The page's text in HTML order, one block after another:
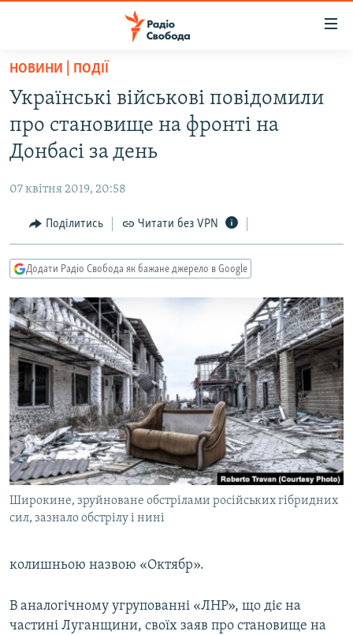
Перейти
основного
матеріалу
Перейти
до
основної
Перейти
до
пошуку
ВСЕ ЗА ДОБУ
СТАТТІ
СУСПІЛЬСТВО
УКРАЇНА
СВІТ
РОСІЙСЬКА «ФІЛЬТРАЦІЯ»
ДОНБАС.РЕАЛІЇ
ТИ ЯК?
СХЕМИ
КИТАЙ.ВИКЛИКИ
МУЛЬТИМЕДІА
ФОТО
СПЕЦПРОЄКТИ
ПОДКАСТИ
КРИМ РЕАЛІЇ
РУС
КТАТ
НОВИНИ | ПОДІЇ
Українські військові повідомили
про становище на фронті на
Донбасі за день
07 квітня 2019, 20:58
Поділитись Читати без VPN
Додати Радіо Свобода як бажане джерело в Google
Широкине, зруйноване обстрілами російських гібридних
сил, зазнало обстрілу і нині
колишньою назвою «Октябр».
В аналогічному угрупованні «ЛНР», що діє на
частині Луганщини, своїх заяв про становище на